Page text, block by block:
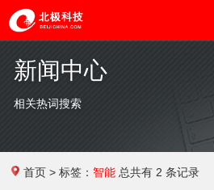
新闻中心
相关热词搜索
首页> 标签： 智能总共有 2 条记录